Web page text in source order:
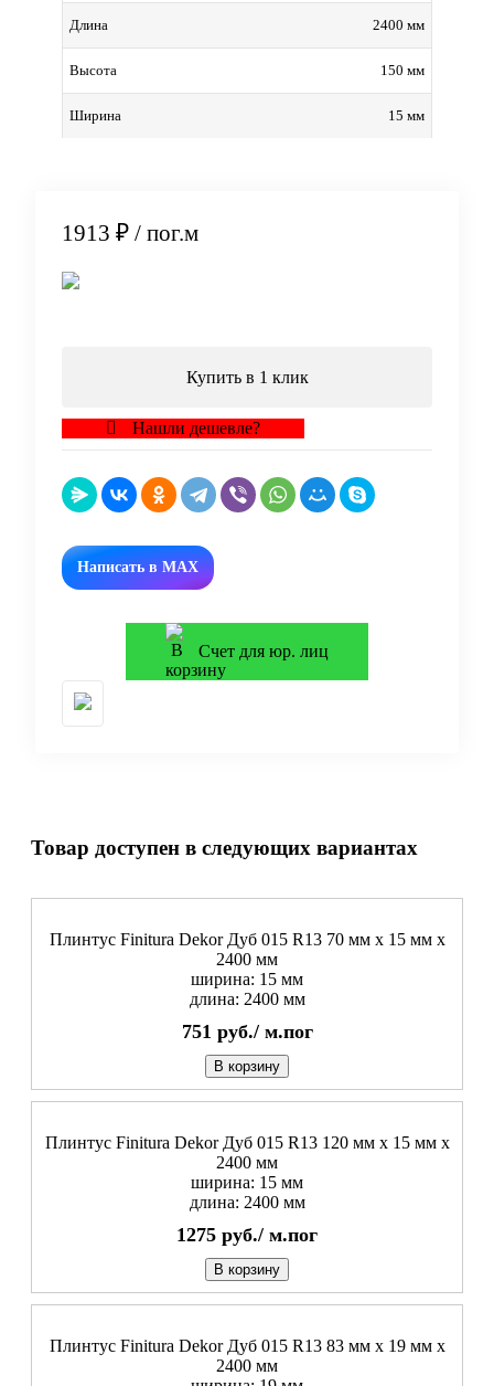
Длина 2400 мм
Высота 150 мм
Ширина 15 мм
1913 ₽ / пог.м
Купить в 1 клик
Нашли дешевле?
Написать в MAX
Счет для юр. лиц
Товар доступен в следующих вариантах
Плинтус Finitura Dekor Дуб 015 R13 70 мм х 15 мм х
2400 мм
ширина: 15 мм
длина: 2400 мм
751 руб./ м.пог
В корзину
Плинтус Finitura Dekor Дуб 015 R13 120 мм х 15 мм х
2400 мм
ширина: 15 мм
длина: 2400 мм
1275 руб./ м.пог
В корзину
Плинтус Finitura Dekor Дуб 015 R13 83 мм х 19 мм х
2400 мм